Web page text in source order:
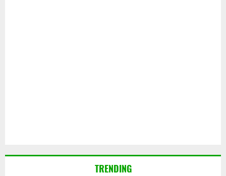
TRENDING